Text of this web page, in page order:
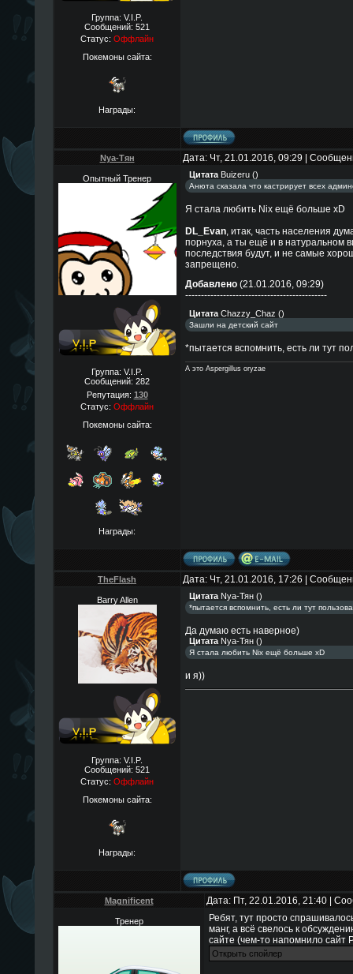
Группа: V.I.P.
Сообщений: 521
Статус: Оффлайн
Покемоны сайта:
Награды:
Nya-Тян Дата: Чт, 21.01.2016, 09:29 |
Опытный Тренер
Группа: V.I.P.
Сообщений: 282
Репутация: 130
Статус: Оффлайн
Покемоны сайта:
Награды:
Цитата Buizeru()
Анюта сказала что кастрирует всех
Я стала любить Nix ещё больше хD
DL_Evan, итак, часть населения
порнуха, а ты ещё и в натуральном
последствия будут, и не самые
запрещено.
Добавлено(21.01.2016, 09:29)
---------------------------------------------
Цитата Chazzy_Chaz ()
Зашли на детский сайт
*пытается вспомнить, есть ли тут
А это Aspergillus oryzae
TheFlаsh Дата: Чт, 21.01.2016, 17:26 |
Barry Allen
Группа: V.I.P.
Сообщений: 521
Статус: Оффлайн
Покемоны сайта:
Награды:
Цитата Nya-Тян()
*пытается вспомнить, есть ли тут
Да думаю есть наверное)
Цитата Nya-Тян()
Я стала любить Nix ещё больше хD
и я))
Magnificent Дата: Пт, 22.01.2016, 21:40 |
Тренер
Ребят, тут просто
манг, а всё свелось к
сайте (чем-то напомнило сайт